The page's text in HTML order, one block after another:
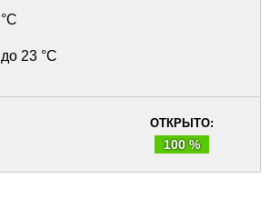
23 °C
ОТКРЫТО:
100 %